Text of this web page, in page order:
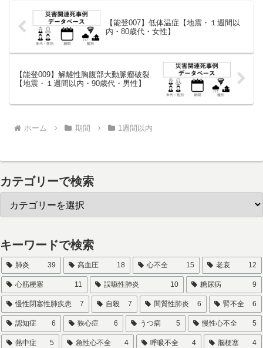
【能登007】低体温症【地震・１週間以
内・80歳代・女性】
【能登009】解離性胸腹部大動脈瘤破裂
【地震・１週間以内・90歳代・男性】
ホーム 期間 1週間以内
カテゴリーで検索
キーワードで検索
肺炎 39 高血圧 18 心不全 15 老衰 12
心筋梗塞 11 誤嚥性肺炎 10 糖尿病 9
慢性閉塞性肺疾患 7 自殺 7 間質性肺炎 6 腎不全 6
認知症 6 狭心症 6 うつ病 5 慢性心不全 5
熱中症 5 急性心不全 4 呼吸不全 4 脳梗塞 4